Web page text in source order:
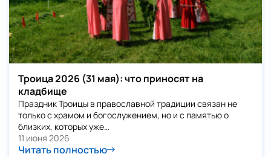
Троица 2026 (31 мая): что приносят на
кладбище
Праздник Троицы в православной традиции связан не
только с храмом и богослужением, но и с памятью о
близких, которых уже…
11 июня 2026
Читать полностью